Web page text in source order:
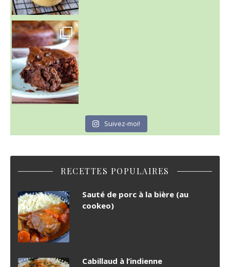
~ GÂTEAU FONDANT CHOCO NOISETTE ~
C'est lundi
Suivez-moi!
RECETTES POPULAIRES
Sauté de porc à la bière (au
cookeo)
Cabillaud à l’indienne